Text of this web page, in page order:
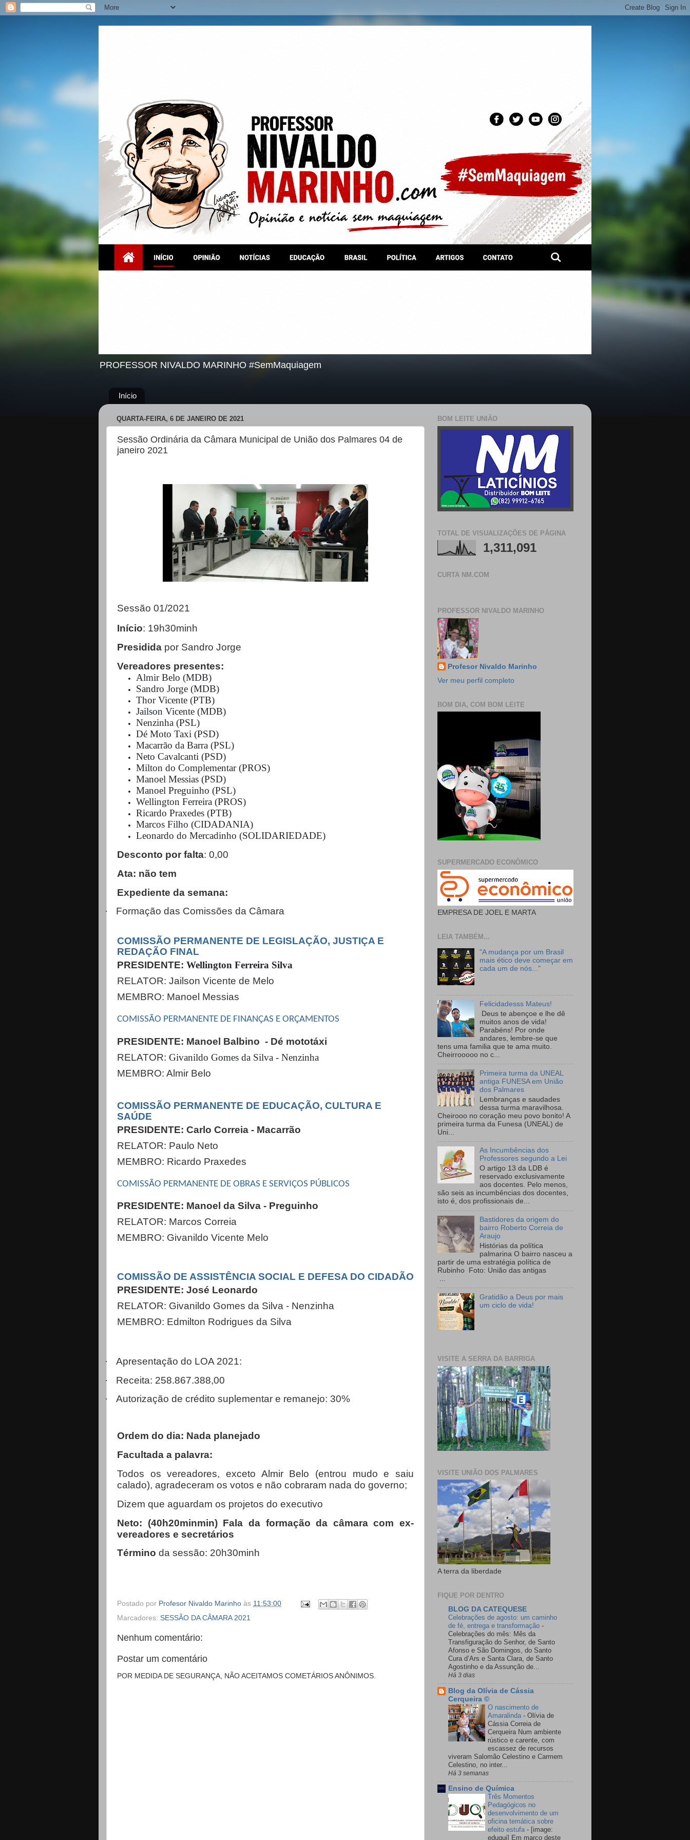
PROFESSOR NIVALDO MARINHO #SemMaquiagem
Início
QUARTA-FEIRA, 6 DE JANEIRO DE 2021
Sessão Ordinária da Câmara Municipal de União dos Palmares 04 de
janeiro 2021
Sessão 01/2021
Início: 19h30minh
Presidida por Sandro Jorge
Vereadores presentes:
Almir Belo (MDB)
Sandro Jorge (MDB)
Thor Vicente (PTB)
Jailson Vicente (MDB)
Nenzinha (PSL)
Dé Moto Taxi (PSD)
Macarrão da Barra (PSL)
Neto Cavalcanti (PSD)
Milton do Complementar (PROS)
Manoel Messias (PSD)
Manoel Preguinho (PSL)
Wellington Ferreira (PROS)
Ricardo Praxedes (PTB)
Marcos Filho (CIDADANIA)
Leonardo do Mercadinho (SOLIDARIEDADE)
Desconto por falta: 0,00
Ata: não tem
Expediente da semana:
·
Formação das Comissões da Câmara
COMISSÃO PERMANENTE DE LEGISLAÇÃO, JUSTIÇA E
REDAÇÃO FINAL
PRESIDENTE: Wellington Ferreira Silva
RELATOR: Jailson Vicente de Melo
MEMBRO: Manoel Messias
COMISSÃO PERMANENTE DE FINANÇAS E ORÇAMENTOS
PRESIDENTE: Manoel Balbino - Dé mototáxi
RELATOR: Givanildo Gomes da Silva - Nenzinha
MEMBRO: Almir Belo
COMISSÃO PERMANENTE DE EDUCAÇÃO, CULTURA E
SAÚDE
PRESIDENTE: Carlo Correia - Macarrão
RELATOR: Paulo Neto
MEMBRO: Ricardo Praxedes
COMISSÃO PERMANENTE DE OBRAS E SERVIÇOS PÚBLICOS
PRESIDENTE: Manoel da Silva - Preguinho
RELATOR: Marcos Correia
MEMBRO: Givanildo Vicente Melo
COMISSÃO DE ASSISTÊNCIA SOCIAL E DEFESA DO CIDADÃO
PRESIDENTE: José Leonardo
RELATOR: Givanildo Gomes da Silva - Nenzinha
MEMBRO: Edmilton Rodrigues da Silva
·
Apresentação do LOA 2021:
·
Receita: 258.867.388,00
·
Autorização de crédito suplementar e remanejo: 30%
Ordem do dia: Nada planejado
Facultada a palavra:
Todos os vereadores, exceto Almir Belo (entrou mudo e saiu
calado), agradeceram os votos e não cobraram nada do governo;
Dizem que aguardam os projetos do executivo
Neto: (40h20minmin) Fala da formação da câmara com ex-
vereadores e secretários
Término da sessão: 20h30minh
Postado por Profesor Nivaldo Marinho às 11:53:00
Marcadores: SESSÃO DA CÂMARA 2021
Nenhum comentário:
Postar um comentário
POR MEDIDA DE SEGURANÇA, NÃO ACEITAMOS COMETÁRIOS ANÔNIMOS.
BOM LEITE UNIÃO
TOTAL DE VISUALIZAÇÕES DE PÁGINA
1,311,091
CURTA NM.COM
PROFESSOR NIVALDO MARINHO
Profesor Nivaldo Marinho
Ver meu perfil completo
BOM DIA, COM BOM LEITE
SUPERMERCADO ECONÔMICO
EMPRESA DE JOEL E MARTA
LEIA TAMBÉM...
"A mudança por um Brasil
mais ético deve começar em
cada um de nós..."
Felicidadesss Mateus!
Deus te abençoe e lhe dê
muitos anos de vida!
Parabéns! Por onde
andares, lembre-se que
tens uma familia que te ama muito.
Cheirrooooo no c...
Primeira turma da UNEAL
antiga FUNESA em União
dos Palmares
Lembranças e saudades
dessa turma maravilhosa.
Cheirooo no coração meu povo bonito! A
primeira turma da Funesa (UNEAL) de
Uni...
As Incumbências dos
Professores segundo a Lei
O artigo 13 da LDB é
reservado exclusivamente
aos docentes. Pelo menos,
são seis as incumbências dos docentes,
isto é, dos profissionais de...
Bastidores da origem do
bairro Roberto Correia de
Araujo
Histórias da política
palmarina O bairro nasceu a
partir de uma estratégia política de
Rubinho Foto: União das antigas
Gratidão a Deus por mais
um ciclo de vida!
VISITE A SERRA DA BARRIGA
VISITE UNIÃO DOS PALMARES
A terra da liberdade
FIQUE POR DENTRO
BLOG DA CATEQUESE
Celebrações de agosto: um caminho
de fé, entrega e transformação -
Celebrações do mês: Mês da
Transfiguração do Senhor, de Santo
Afonso e São Domingos, do Santo
Cura d’Ars e Santa Clara, de Santo
Agostinho e da Assunção de...
Há 3 dias
Blog da Olívia de Cássia
Cerqueira ©
O nascimento de
Amaralinda - Olívia de
Cássia Correia de
Cerqueira Num ambiente
rústico e carente, com
escassez de recursos
viveram Salomão Celestino e Carmem
Celestino, no inter...
Há 3 semanas
Ensino de Química
Três Momentos
Pedagógicos no
desenvolvimento de um
oficina temática sobre
efeito estufa - [image:
eduqui] Em março deste